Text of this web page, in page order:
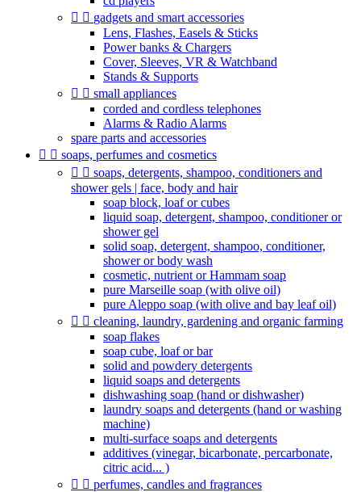
  gadgets and smart accessories
Lens, Flashes, Easels & Sticks
Power banks & Chargers
Cover, Sleeves, VR & Watchband
Stands & Supports
  small appliances
corded and cordless telephones
Alarms & Radio Alarms
spare parts and accessories
  soaps, perfumes and cosmetics
  soaps, detergents, shampoo, conditioners and
shower gels | face, body and hair
soap block, loaf or cubes
liquid soap, detergent, shampoo, conditioner or
shower gel
solid soap, detergent, shampoo, conditioner,
shower or body wash
cosmetic, nutrient or Hammam soap
pure Marseille soap (with olive oil)
pure Aleppo soap (with olive and bay leaf oil)
  cleaning, laundry, gardening and organic farming
soap flakes
soap cube, loaf or bar
solid and powdery detergents
liquid soaps and detergents
dishwashing soap (hand or dishwasher)
laundry soaps and detergents (hand or washing
machine)
multi-surface soaps and detergents
additives (vinegar, bicarbonate, percarbonate,
citric acid... )
  perfumes, candles and fragrances